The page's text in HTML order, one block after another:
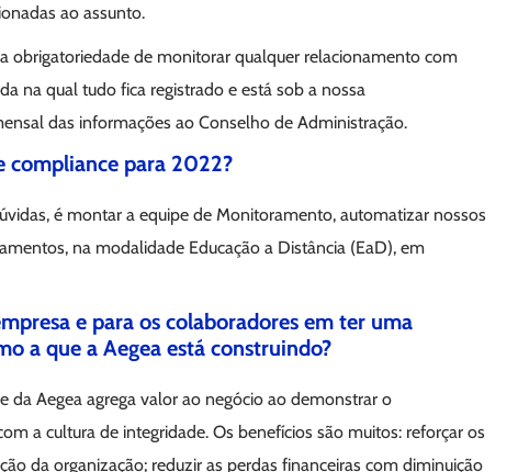
ao assunto.
obrigatoriedade de monitorar qualquer relacionamento com
na qual tudo fica registrado e está sob a nossa
das informações ao Conselho de Administração.
compliance para 2022?
é montar a equipe de Monitoramento, automatizar nossos
na modalidade Educação a Distância (EaD), em
e para os colaboradores em ter uma
a que a Aegea está construindo?
da Aegea agrega valor ao negócio ao demonstrar o
a cultura de integridade. Os benefícios são muitos: reforçar os
da organização; reduzir as perdas financeiras com diminuição